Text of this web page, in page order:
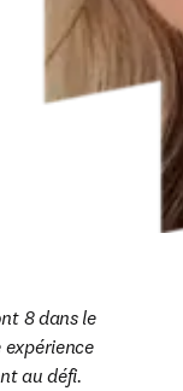
8 dans le
au défi.